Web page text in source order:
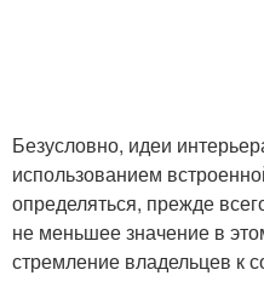
Безусловно, идеи
использованием
определяться, прежде
не меньшее значение в
стремление владельцев к